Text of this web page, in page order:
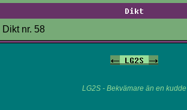
Dikt
Dikt nr. 58
<- LG2S ->
LG2S - Bekvämare än en kudde